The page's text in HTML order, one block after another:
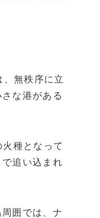
無秩序に立
な港がある
種となって
追い込まれ
囲では、ナ